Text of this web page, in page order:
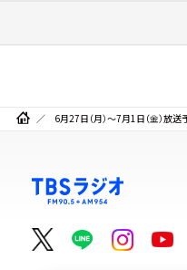
6月27日（月）～7月1日（金）放送